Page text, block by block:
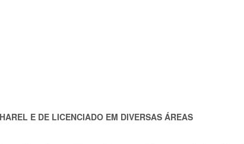
E DE LICENCIADO EM DIVERSAS ÁREAS